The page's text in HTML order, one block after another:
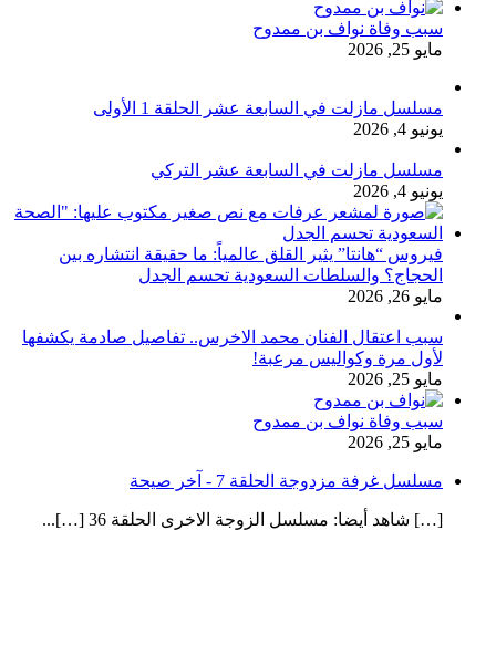
سبب وفاة نواف بن ممدوح
مايو 25, 2026
مسلسل مازلت في السابعة عشر الحلقة 1 الأولى
يونيو 4, 2026
مسلسل مازلت في السابعة عشر التركي
يونيو 4, 2026
فيروس “هانتا” يثير القلق عالمياً: ما حقيقة انتشاره بين
الحجاج؟ والسلطات السعودية تحسم الجدل
مايو 26, 2026
سبب اعتقال الفنان محمد الاخرس.. تفاصيل صادمة يكشفها
لأول مرة وكواليس مرعبة!
مايو 25, 2026
سبب وفاة نواف بن ممدوح
مايو 25, 2026
مسلسل غرفة مزدوجة الحلقة 7 - آخر صيحة
[…] شاهد أيضا: مسلسل الزوجة الاخرى الحلقة 36 […]...